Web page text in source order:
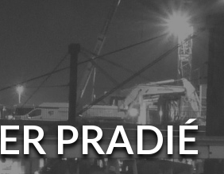
PRADIÉ